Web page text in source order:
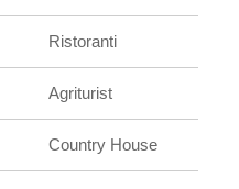
Ristoranti
Agriturist
Country House